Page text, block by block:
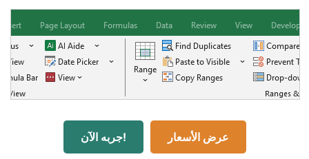
جربه الآن! عرض الأسعار